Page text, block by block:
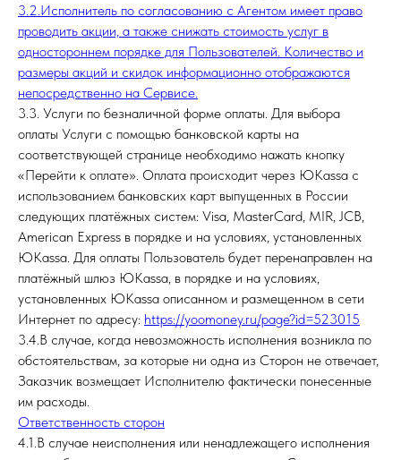
3.2.Исполнитель по согласованию с Агентом имеет право
проводить акции, а также снижать стоимость услуг в
одностороннем порядке для Пользователей. Количество и
размеры акций и скидок информационно отображаются
непосредственно на Сервисе.
3.3. Услуги по безналичной форме оплаты. Для выбора
оплаты Услуги с помощью банковской карты на
соответствующей странице необходимо нажать кнопку
«Перейти к оплате». Оплата происходит через ЮKassa с
использованием банковских карт выпущенных в России
следующих платёжных систем: Visa, MasterCard, MIR, JCB,
American Express в порядке и на условиях, установленных
ЮKassa. Для оплаты Пользователь будет перенаправлен на
платёжный шлюз ЮKassa, в порядке и на условиях,
установленных ЮKassa описанном и размещенном в сети
Интернет по адресу: https://yoomoney.ru/page?id=523015
3.4.В случае, когда невозможность исполнения возникла по
обстоятельствам, за которые ни одна из Сторон не отвечает,
Заказчик возмещает Исполнителю фактически понесенные
им расходы.
Ответственность сторон
4.1.В случае неисполнения или ненадлежащего исполнения